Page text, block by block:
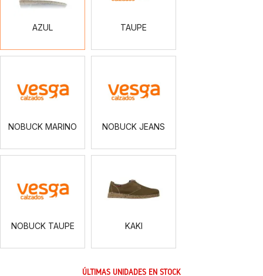
AZUL TAUPE
NOBUCK MARINO NOBUCK JEANS
NOBUCK TAUPE KAKI
ÚLTIMAS UNIDADES EN STOCK